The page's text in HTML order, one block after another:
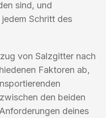
sind, und
Schritt des
von Salzgitter nach
Faktoren ab,
den beiden
deines